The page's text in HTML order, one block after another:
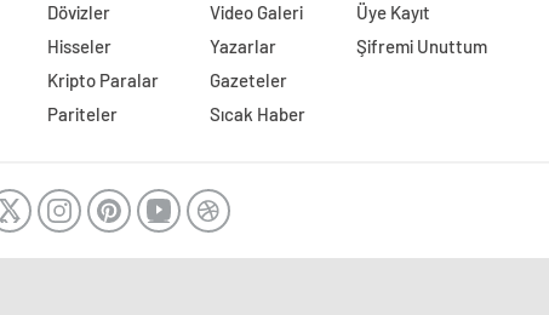
Dövizler
Hisseler
Kripto Paralar
Pariteler
Video Galeri
Yazarlar
Gazeteler
Sıcak Haber
Üye Kayıt
Şifremi Unuttum